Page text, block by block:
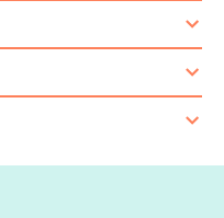
Stellenbörse